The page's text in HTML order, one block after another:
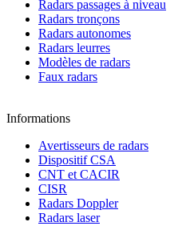
Radars passages à niveau
Radars tronçons
Radars autonomes
Radars leurres
Modèles de radars
Faux radars
Informations
Avertisseurs de radars
Dispositif CSA
CNT et CACIR
CISR
Radars Doppler
Radars laser